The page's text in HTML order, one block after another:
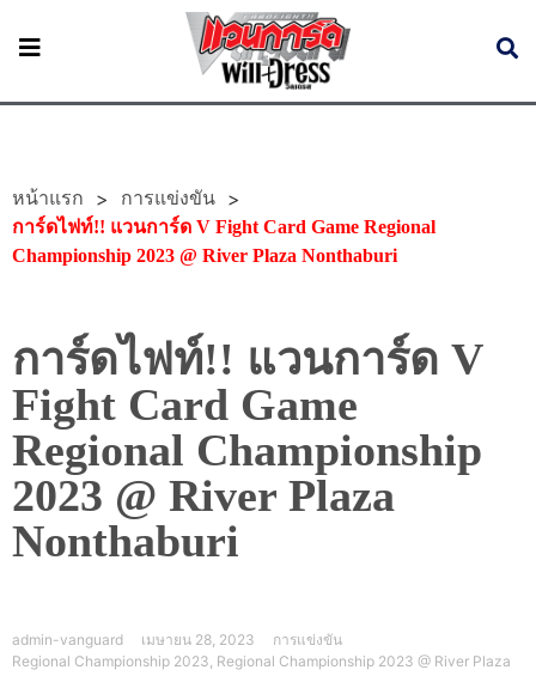
หน้าแรก > การแข่งขัน >
การ์ดไฟท์!! แวนการ์ด V Fight Card Game Regional
Championship 2023 @ River Plaza Nonthaburi
การ์ดไฟท์!! แวนการ์ด V
Fight Card Game
Regional Championship
2023 @ River Plaza
Nonthaburi
admin-vanguard เมษายน 28, 2023
การแข่งขัน
Regional Championship 2023, Regional Championship 2023 @ River Plaza